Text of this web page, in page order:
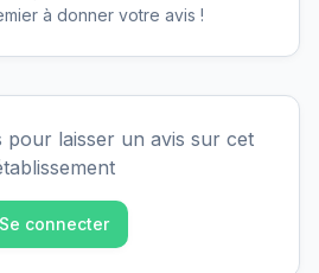
à donner votre avis !
pour laisser un avis sur cet
Se connecter